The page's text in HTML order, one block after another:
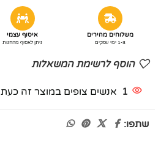
משלוחים מהירים
1-3 ימי עסקים
איסוף עצמי
ניתן לאסוף מהחנות
הוסף לרשימת המשאלות
1 אנשים צופים במוצר זה
שתפו: